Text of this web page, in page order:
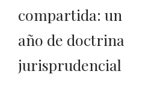
compartida: un
año de doctrina
jurisprudencial